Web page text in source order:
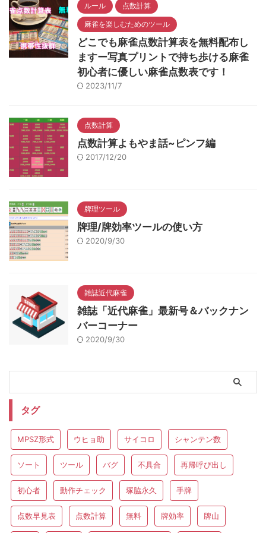
ルール 点数計算
麻雀を楽しむためのツール
どこでも麻雀点数計算表を無料配布し
ますー写真プリントで持ち歩ける麻雀
初心者に優しい麻雀点数表です！
2023/11/7
点数計算
点数計算よもやま話~ピンフ編
2017/12/20
牌理ツール
牌理/牌効率ツールの使い方
2020/9/30
雑誌近代麻雀
雑誌「近代麻雀」最新号＆バックナン
バーコーナー
2020/9/30
タグ
MPSZ形式 ウヒョ助 サイコロ シャンテン数
ソート ツール バグ 不具合 再帰呼び出し
初心者 動作チェック 塚脇永久 手牌
点数早見表 点数計算 無料 牌効率 牌山